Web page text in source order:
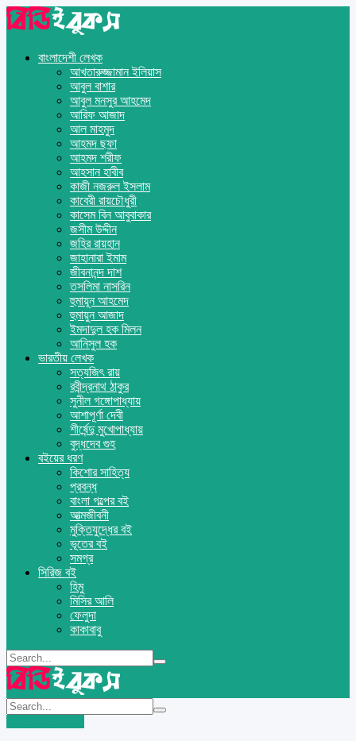
বাংলাদেশী লেখক
আখতারুজ্জামান ইলিয়াস
আবুল বাশার
আবুল মনসুর আহমেদ
আরিফ আজাদ
আল মাহমুদ
আহমদ ছফা
আহমদ শরীফ
আহসান হাবীব
কাজী নজরুল ইসলাম
কাবেরী রায়চৌধুরী
কাসেম বিন আবুবাকার
জসীম উদ্দীন
জহির রায়হান
জাহানারা ইমাম
জীবনানন্দ দাশ
তসলিমা নাসরিন
হুমায়ূন আহমেদ
হুমায়ুন আজাদ
ইমদাদুল হক মিলন
আনিসুল হক
ভারতীয় লেখক
সত্যজিৎ রায়
রবীন্দ্রনাথ ঠাকুর
সুনীল গঙ্গোপাধ্যায়
আশাপূর্ণা দেবী
শীর্ষেন্দু মুখোপাধ্যায়
বুদ্ধদেব গুহ
বইয়ের ধরণ
কিশোর সাহিত্য
প্রবন্ধ
বাংলা গল্পের বই
আত্মজীবনী
মুক্তিযুদ্ধের বই
ভূতের বই
সমগ্র
সিরিজ বই
হিমু
মিসির আলি
ফেলুদা
কাকাবাবু